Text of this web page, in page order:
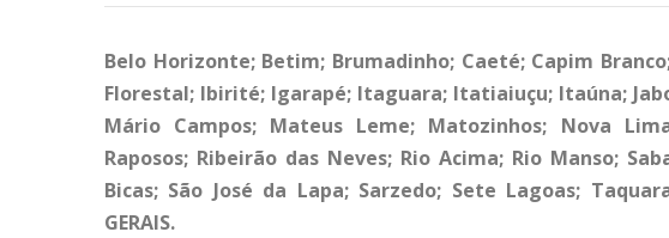
Belo Horizonte; Betim; Brumadinho; Caeté; Capim
Florestal; Ibirité; Igarapé; Itaguara; Itatiaiuçu; Itaúna;
Mário Campos; Mateus Leme; Matozinhos; Nova
Raposos; Ribeirão das Neves; Rio Acima; Rio Manso;
Bicas; São José da Lapa; Sarzedo; Sete Lagoas;
GERAIS.